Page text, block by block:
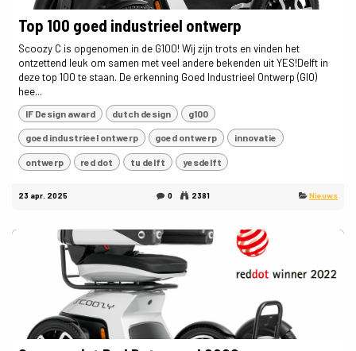
Top 100 goed industrieel ontwerp
Scoozy C is opgenomen in de G100! Wij zijn trots en vinden het
ontzettend leuk om samen met veel andere bekenden uit YES!Delft in
deze top 100 te staan. De erkenning Goed Industrieel Ontwerp (GIO)
hee...
IF Design award dutch design g100
goed industrieel ontwerp goed ontwerp innovatie
ontwerp red dot tu delft yesdelft
23 apr. 2025 0 2381 Nieuws